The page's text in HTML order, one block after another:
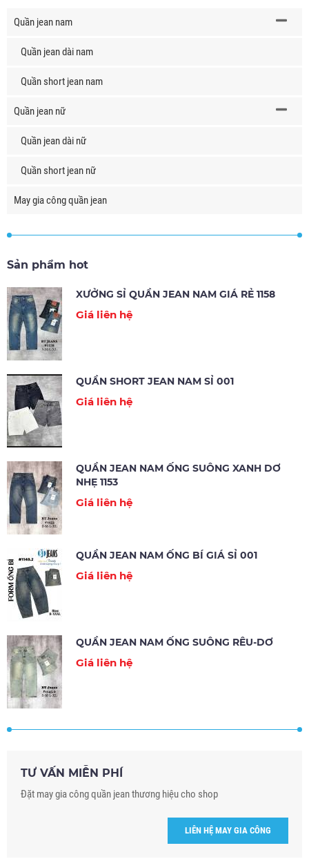
Quần jean nam
Quần jean dài nam
Quần short jean nam
Quần jean nữ
Quần jean dài nữ
Quần short jean nữ
May gia công quần jean
Sản phẩm hot
XƯỞNG SỈ QUẦN JEAN NAM GIÁ RẺ 1158
Giá liên hệ
QUẦN SHORT JEAN NAM SỈ 001
Giá liên hệ
QUẦN JEAN NAM ỐNG SUÔNG XANH DƠ
NHẸ 1153
Giá liên hệ
QUẦN JEAN NAM ỐNG BÍ GIÁ SỈ 001
Giá liên hệ
QUẦN JEAN NAM ỐNG SUÔNG RÊU-DƠ
Giá liên hệ
TƯ VẤN MIỄN PHÍ
Đặt may gia công quần jean thương hiệu cho shop
LIÊN HỆ MAY GIA CÔNG